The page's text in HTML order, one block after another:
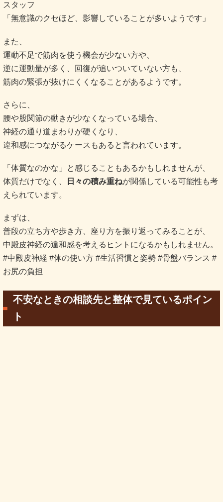
スタッフ
「無意識のクセほど、影響していることが多いようです」
また、
運動不足で筋肉を使う機会が少ない方や、
逆に運動量が多く、回復が追いついていない方も、
筋肉の緊張が抜けにくくなることがあるようです。
さらに、
腰や股関節の動きが少なくなっている場合、
神経の通り道まわりが硬くなり、
違和感につながるケースもあると言われています。
「体質なのかな」と感じることもあるかもしれませんが、
体質だけでなく、
日々の積み重ねが関係している可能性も考
えられています。
まずは、
普段の立ち方や歩き方、座り方を振り返ってみることが、
中殿皮神経の違和感を考えるヒントになるかもしれません。
#中殿皮神経 #体の使い方 #生活習慣と姿勢 #骨盤バランス #
お尻の負担
不安なときの相談先と整体で見ているポイン
ト